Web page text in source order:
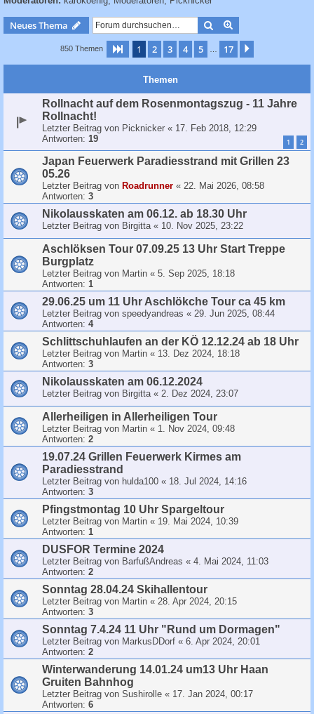
Neues Thema Suche
850 Themen Seite 1von 17
1 2 3 4 5 17
Themen
Rollnacht auf dem Rosenmontagszug - 11 Jahre
Rollnacht!
Letzter Beitrag von Picknicker « 17. Feb 2018, 12:29
Antworten: 19 1 2
Japan Feuerwerk Paradiesstrand mit Grillen 23
05.26
Letzter Beitrag von Roadrunner « 22. Mai 2026, 08:58
Antworten: 3
Nikolausskaten am 06.12. ab 18.30 Uhr
Letzter Beitrag von Birgitta« 10. Nov 2025, 23:22
Aschlöksen Tour 07.09.25 13 Uhr Start Treppe
Burgplatz
Letzter Beitrag von Martin « 5. Sep 2025, 18:18
Antworten: 1
29.06.25 um 11 Uhr Aschlökche Tour ca 45 km
Letzter Beitrag von speedyandreas « 29. Jun 2025, 08:44
Antworten: 4
Schlittschuhlaufen an der KÖ 12.12.24 ab 18 Uhr
Letzter Beitrag von Martin « 13. Dez 2024, 18:18
Antworten: 3
Nikolausskaten am 06.12.2024
Letzter Beitrag von Birgitta« 2. Dez 2024, 23:07
Allerheiligen in Allerheiligen Tour
Letzter Beitrag von Martin « 1. Nov 2024, 09:48
Antworten: 2
19.07.24 Grillen Feuerwerk Kirmes am
Paradiesstrand
Letzter Beitrag von hulda100 « 18. Jul 2024, 14:16
Antworten: 3
Pfingstmontag 10 Uhr Spargeltour
Letzter Beitrag von Martin « 19. Mai 2024, 10:39
Antworten: 1
DUSFOR Termine 2024
Letzter Beitrag von BarfußAndreas « 4. Mai 2024, 11:03
Antworten: 2
Sonntag 28.04.24 Skihallentour
Letzter Beitrag von Martin « 28. Apr 2024, 20:15
Antworten: 3
Sonntag 7.4.24 11 Uhr "Rund um Dormagen"
Letzter Beitrag von MarkusDDorf « 6. Apr 2024, 20:01
Antworten: 2
Winterwanderung 14.01.24 um13 Uhr Haan
Gruiten Bahnhog
Letzter Beitrag von Sushirolle « 17. Jan 2024, 00:17
Antworten: 6